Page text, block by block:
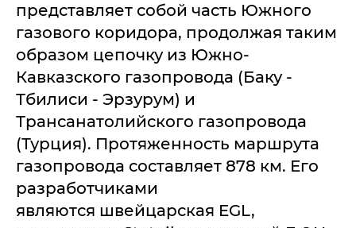
представляет собой часть Южного
газового коридора, продолжая таким
образом цепочку из Южно-
Кавказского газопровода (Баку -
Тбилиси - Эрзурум) и
Трансанатолийского газопровода
(Турция). Протяженность маршрута
газопровода составляет 878 км. Его
разработчиками
являются швейцарская EGL,